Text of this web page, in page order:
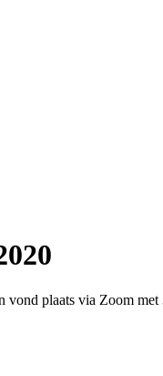
vond plaats via Zoom